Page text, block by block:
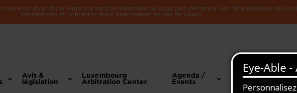
ou exécution d'une autre transaction financière ne vous sera demandé par l'intermédiaire de ce
informations et contactez-nous directement en cas de doute.
Recherche
Avis &
législation
Luxembourg
Arbitration Center
Agenda /
Events
Toute